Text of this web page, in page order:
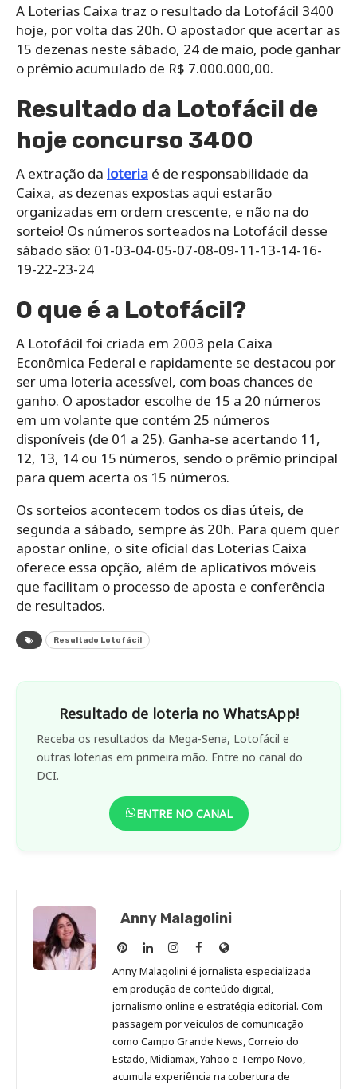
A Loterias Caixa traz o resultado da Lotofácil 3400
hoje, por volta das 20h. O apostador que acertar as
15 dezenas neste sábado, 24 de maio, pode ganhar
o prêmio acumulado de R$ 7.000.000,00.
Resultado da Lotofácil de
hoje concurso 3400
A extração da loteria é de responsabilidade da
Caixa, as dezenas expostas aqui estarão
organizadas em ordem crescente, e não na do
sorteio! Os números sorteados na Lotofácil desse
sábado são: 01-03-04-05-07-08-09-11-13-14-16-
19-22-23-24
O que é a Lotofácil?
A Lotofácil foi criada em 2003 pela Caixa
Econômica Federal e rapidamente se destacou por
ser uma loteria acessível, com boas chances de
ganho. O apostador escolhe de 15 a 20 números
em um volante que contém 25 números
disponíveis (de 01 a 25). Ganha-se acertando 11,
12, 13, 14 ou 15 números, sendo o prêmio principal
para quem acerta os 15 números.
Os sorteios acontecem todos os dias úteis, de
segunda a sábado, sempre às 20h. Para quem quer
apostar online, o site oficial das Loterias Caixa
oferece essa opção, além de aplicativos móveis
que facilitam o processo de aposta e conferência
de resultados.
Resultado Lotofácil
Resultado de loteria no WhatsApp!
Receba os resultados da Mega-Sena, Lotofácil e
outras loterias em primeira mão. Entre no canal do
DCI.
ENTRE NO CANAL
Anny Malagolini
Anny
Malagolini
no
Pinterest
Anny
Malagolini
no
LinkedIn
Anny
Malagolini
no
Instagram
Anny
Malagolini
no
Facebook
Site
de
Anny
Malagolini
Anny Malagolini é jornalista especializada
em produção de conteúdo digital,
jornalismo online e estratégia editorial. Com
passagem por veículos de comunicação
como Campo Grande News, Correio do
Estado, Midiamax, Yahoo e Tempo Novo,
acumula experiência na cobertura de